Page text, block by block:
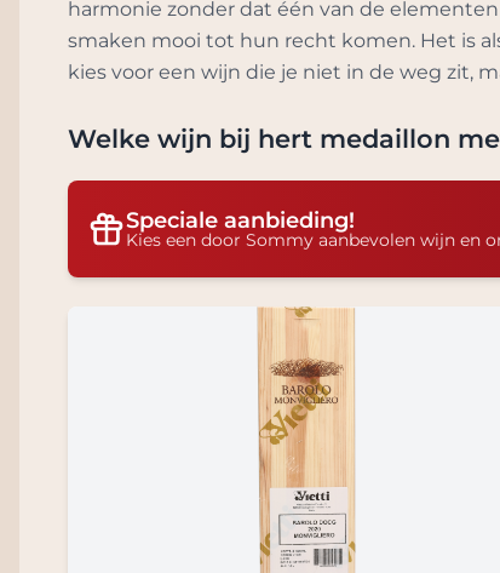
harmonie zonder dat één van de
smaken mooi tot hun recht komen. Het is
kies voor een wijn die je niet in de weg zit,
Welke wijn bij hert medaillon
Speciale aanbieding!
Kies een door Sommy aanbevolen wijn en